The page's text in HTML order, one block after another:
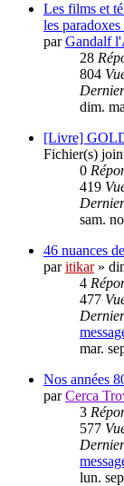
Les films et
les
parGandalf
28
804
dim.
[Livre]
Fichier(s)
0
419
sam.
46 nuances
paritikar»
4
477
mar.
Nos années
parCerca
3
577
lun.